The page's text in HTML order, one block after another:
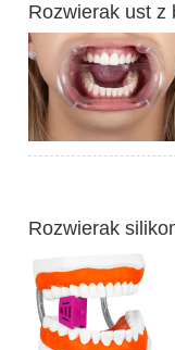
Rozwierak ust z
Rozwierak